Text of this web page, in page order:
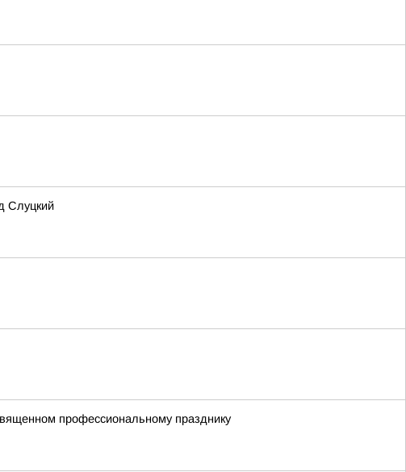
Слуцкий
профессиональному празднику